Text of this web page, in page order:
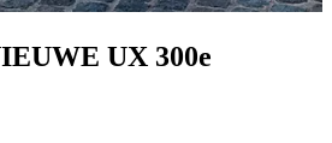
UX 300e